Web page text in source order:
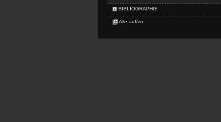
BIBLIOGRAPHIE
Alle auf/zu